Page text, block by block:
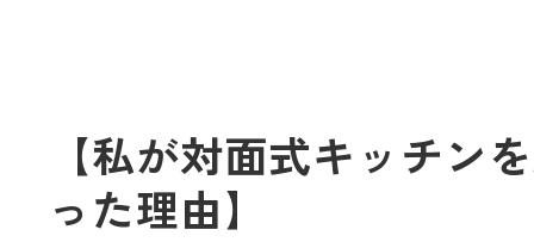
【私が対面式キッチン
った理由】